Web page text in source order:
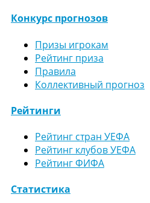
Конкурс прогнозов
Призы игрокам
Рейтинг приза
Правила
Коллективный прогноз
Рейтинги
Рейтинг стран УЕФА
Рейтинг клубов УЕФА
Рейтинг ФИФА
Статистика